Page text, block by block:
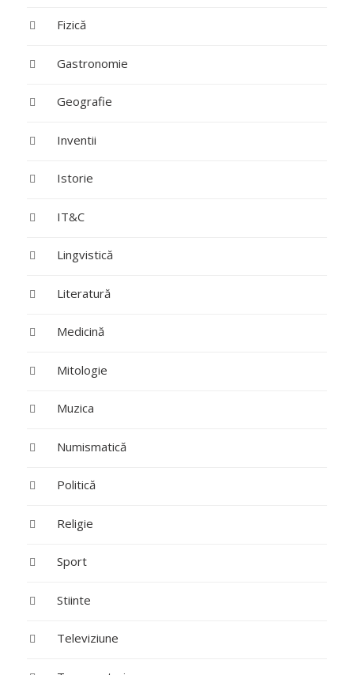
Fizică
Gastronomie
Geografie
Inventii
Istorie
IT&C
Lingvistică
Literatură
Medicină
Mitologie
Muzica
Numismatică
Politică
Religie
Sport
Stiinte
Televiziune